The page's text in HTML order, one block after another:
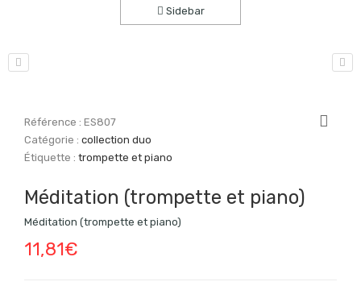
Sidebar
Référence :ES807
Catégorie :collection duo
Étiquette :trompette et piano
Méditation (trompette et piano)
Méditation (trompette et piano)
11,81€